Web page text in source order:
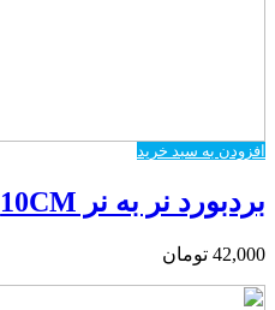
افزودن به سبد خرید
بردبورد نر به نر 10CM
42,000 تومان